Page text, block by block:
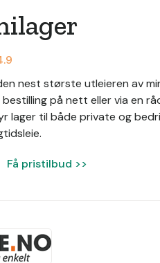
nest største utleieren av
bestilling på nett eller via en
lager til både private og
Få pristilbud >>